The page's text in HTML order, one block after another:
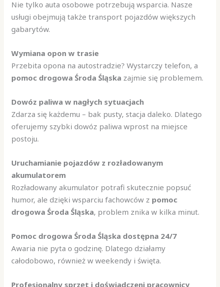
Nie tylko auta osobowe potrzebują wsparcia. Nasze
usługi obejmują także transport pojazdów większych
gabarytów.
Wymiana opon w trasie
Przebita opona na autostradzie? Wystarczy telefon, a
pomoc drogowa Środa Śląska zajmie się problemem.
Dowóz paliwa w nagłych sytuacjach
Zdarza się każdemu – bak pusty, stacja daleko. Dlatego
oferujemy szybki dowóz paliwa wprost na miejsce
postoju.
Uruchamianie pojazdów z rozładowanym
akumulatorem
Rozładowany akumulator potrafi skutecznie popsuć
humor, ale dzięki wsparciu fachowców z pomoc
drogowa Środa Śląska, problem znika w kilka minut.
Pomoc drogowa Środa Śląska dostępna 24/7
Awaria nie pyta o godzinę. Dlatego działamy
całodobowo, również w weekendy i święta.
Profesjonalny sprzęt i doświadczeni pracownicy